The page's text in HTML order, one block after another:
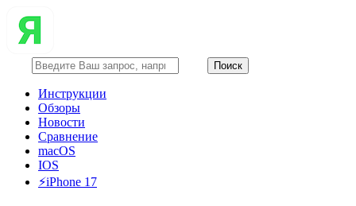
Инструкции
Обзоры
Новости
Сравнение
macOS
IOS
⚡️iPhone 17